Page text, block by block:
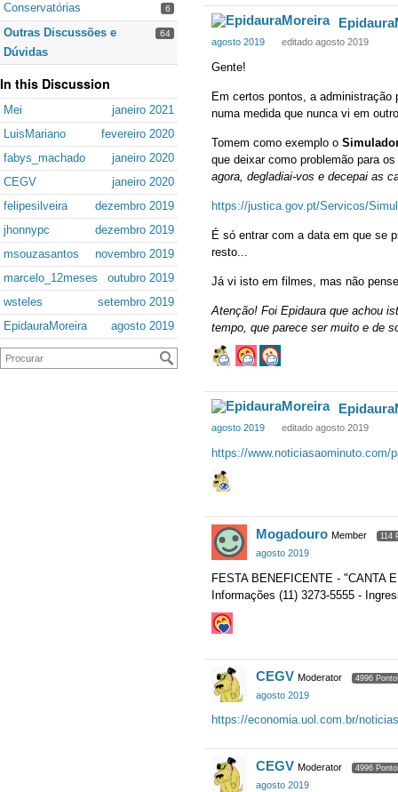
6
Conservatórias
64
Outras Discussões e
Dúvidas
In this Discussion
janeiro 2021
Mei
fevereiro 2020
LuisMariano
janeiro 2020
fabys_machado
janeiro 2020
CEGV
dezembro 2019
felipesilveira
dezembro 2019
jhonnypc
novembro 2019
msouzasantos
outubro 2019
marcelo_12meses
setembro 2019
wsteles
agosto 2019
EpidauraMoreira
agosto 2019 editado agosto 2019
Gente!
Em certos pontos, a
numa medida que nunca vi em
Tomem como exemplo o
que deixar como problemão para
agora, degladiai-vos e decepai as
https://justica.gov.pt/Servicos/
É só entrar com a data em que se
resto...
Já vi isto em filmes, mas não
Atenção! Foi Epidaura que achou
tempo, que parece ser muito e de
agosto 2019 editado agosto 2019
https://www.noticiasaominuto.com/
Mogadouro Member 114
agosto 2019
FESTA BENEFICENTE - "CANTA
Informações (11) 3273-5555 -
CEGV Moderator 4996
agosto 2019
https://economia.uol.com.br/
CEGV Moderator 4996
agosto 2019